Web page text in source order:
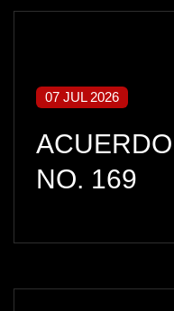
07 JUL 2026
NO. 169